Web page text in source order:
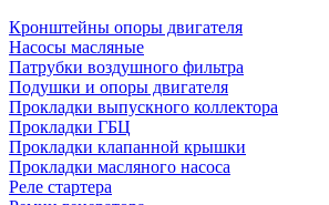
Кронштейны опоры двигателя
Насосы масляные
Патрубки воздушного фильтра
Подушки и опоры двигателя
Прокладки выпускного коллектора
Прокладки ГБЦ
Прокладки клапанной крышки
Прокладки масляного насоса
Реле стартера